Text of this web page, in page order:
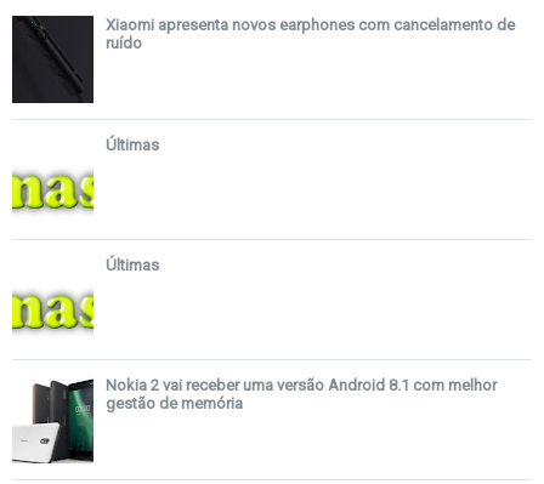
Xiaomi apresenta novos earphones com cancelamento de
ruído
Últimas
Últimas
Nokia 2 vai receber uma versão Android 8.1 com melhor
gestão de memória